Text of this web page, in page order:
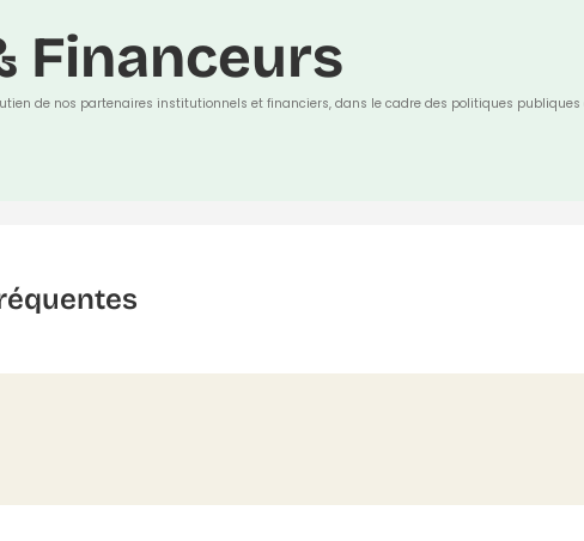
Financeurs
de nos partenaires institutionnels et financiers, dans le cadre des politiques